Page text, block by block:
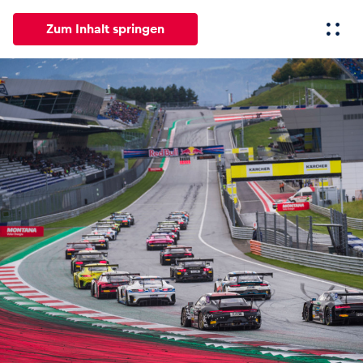
Zum Inhalt springen
Alle News Events Erlebnisse Seiten
News
Alle anzeigen
Events
Alle anzeigen